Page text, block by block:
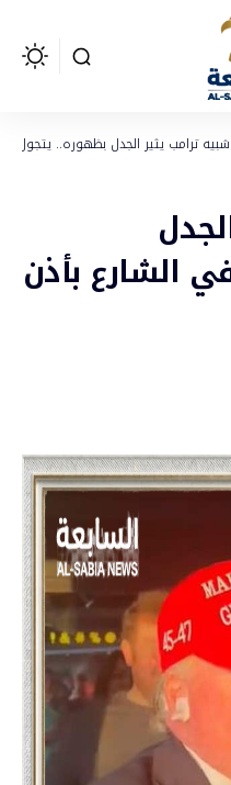
شبيه ترامب يثير الجدل بظهوره.. يتجول
الشارع بأذن